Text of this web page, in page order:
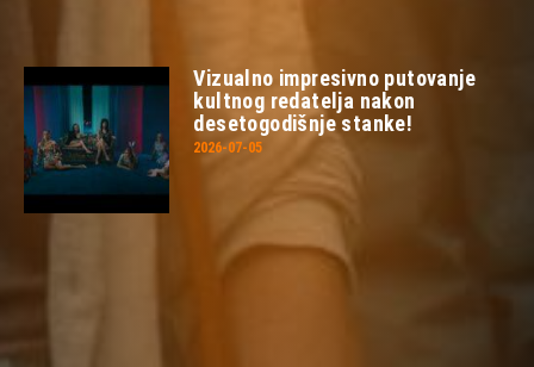
Vizualno impresivno putovanje
kultnog redatelja nakon
desetogodišnje stanke!
2026-07-05